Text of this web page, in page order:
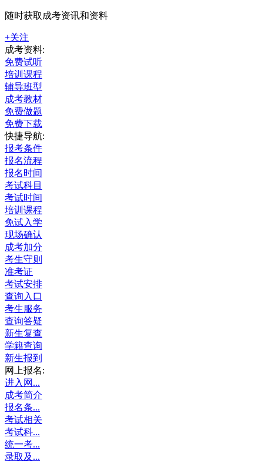
随时获取成考资讯和资料
+关注
成考资料:
免费试听
培训课程
辅导班型
成考教材
免费做题
免费下载
快捷导航:
报考条件
报名流程
报名时间
考试科目
考试时间
培训课程
免试入学
现场确认
成考加分
考生守则
准考证
考试安排
查询入口
考生服务
查询答疑
新生复查
学籍查询
新生报到
网上报名:
进入网...
成考简介
报名条...
考试相关
考试科...
统一考...
录取及...